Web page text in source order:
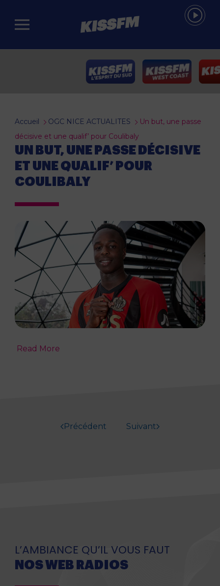
Passer au contenu principal
Accueil OGC NICE ACTUALITES
Un but, une passe
décisive et une qualif’ pour Coulibaly
UN BUT, UNE PASSE DÉCISIVE
ET UNE QUALIF’ POUR
COULIBALY
Read More
Précédent Suivant
L’AMBIANCE QU’IL VOUS FAUT
NOS WEB RADIOS